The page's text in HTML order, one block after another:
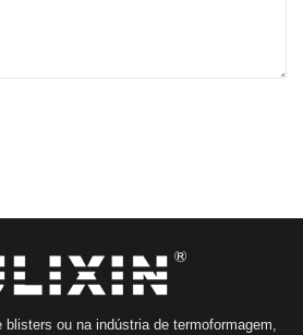
ou na indústria de termoformagem,